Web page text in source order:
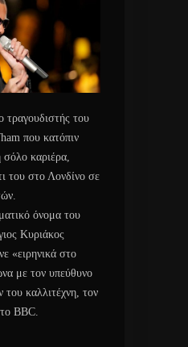
του
που κατόπιν
σόλο καριέρα,
του στο Λονδίνο σε
όνομα του
Κυριάκος
«ειρηνικά στο
με τον υπεύθυνο
καλλιτέχνη, τον
το ΒΒC.